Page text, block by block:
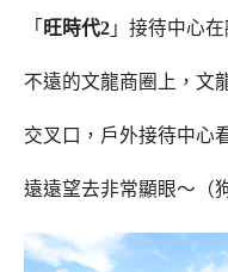
「 旺時代2 」接待中心
不遠的文龍商圈上，文
交叉口，戶外接待中心
遠遠望去非常顯眼～（